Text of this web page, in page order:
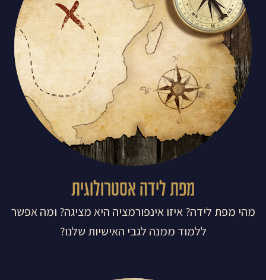
מפת לידה אסטרולוגית
מהי מפת לידה? איזו אינפורמציה היא מציגה? ומה אפשר
ללמוד ממנה לגבי האישיות שלנו?